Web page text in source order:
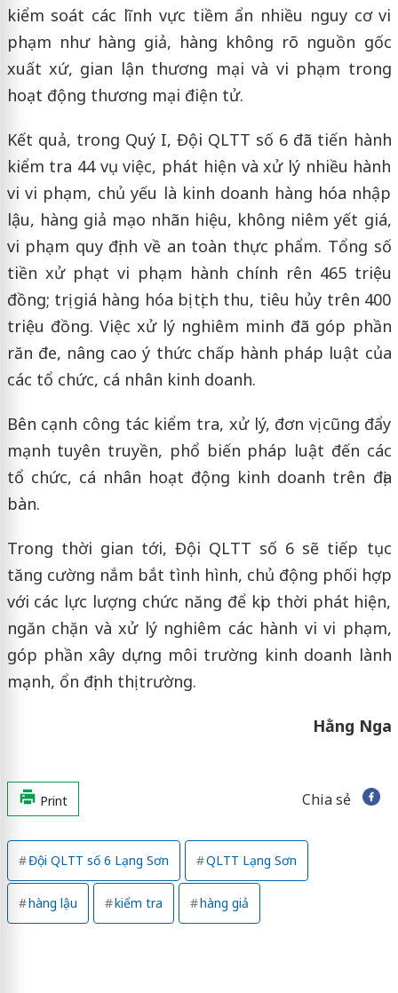
kiểm soát các lĩnh vực tiềm ẩn nhiều nguy cơ vi
phạm như hàng giả, hàng không rõ nguồn gốc
xuất xứ, gian lận thương mại và vi phạm trong
hoạt động thương mại điện tử.
Kết quả, trong Quý I, Đội QLTT số 6 đã tiến hành
kiểm tra 44 vụ việc, phát hiện và xử lý nhiều hành
vi vi phạm, chủ yếu là kinh doanh hàng hóa nhập
lậu, hàng giả mạo nhãn hiệu, không niêm yết giá,
vi phạm quy định về an toàn thực phẩm. Tổng số
tiền xử phạt vi phạm hành chính rên 465 triệu
đồng; trị giá hàng hóa bị tịch thu, tiêu hủy trên 400
triệu đồng. Việc xử lý nghiêm minh đã góp phần
răn đe, nâng cao ý thức chấp hành pháp luật của
các tổ chức, cá nhân kinh doanh.
Bên cạnh công tác kiểm tra, xử lý, đơn vị cũng đẩy
mạnh tuyên truyền, phổ biến pháp luật đến các
tổ chức, cá nhân hoạt động kinh doanh trên địa
bàn.
Trong thời gian tới, Đội QLTT số 6 sẽ tiếp tục
tăng cường nắm bắt tình hình, chủ động phối hợp
với các lực lượng chức năng để kịp thời phát hiện,
ngăn chặn và xử lý nghiêm các hành vi vi phạm,
góp phần xây dựng môi trường kinh doanh lành
mạnh, ổn định thị trường.
Hằng Nga
Print Chia sẻ
Đội QLTT số 6 Lạng Sơn QLTT Lạng Sơn
hàng lậu kiểm tra hàng giả